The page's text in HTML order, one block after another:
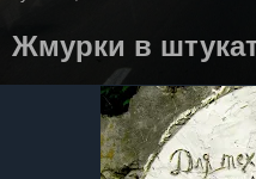
Жмурки в